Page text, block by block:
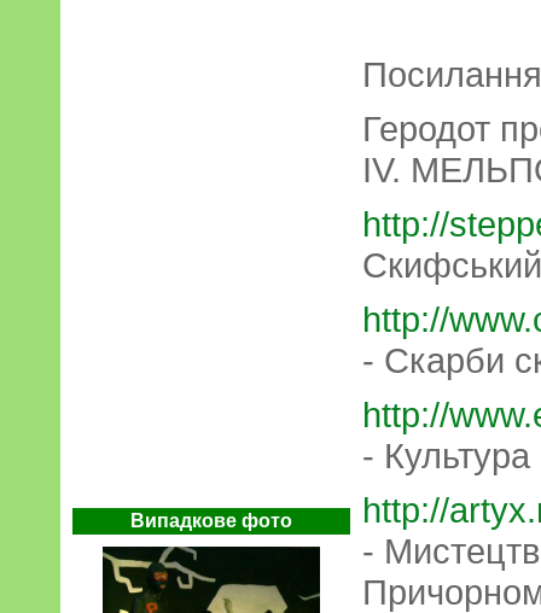
Випадкове фото
Геродот
IV.
http://
http://
- Скарби
http://
- Культура
http://
-